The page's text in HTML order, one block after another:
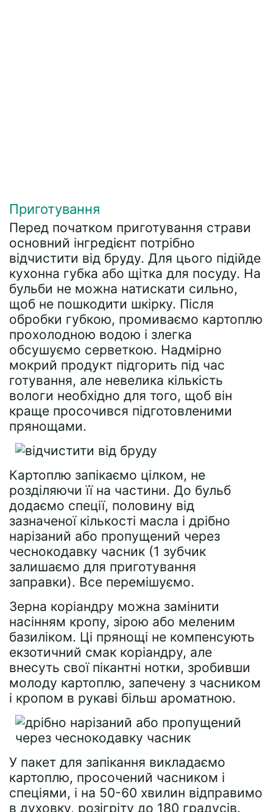
Приготування
Перед початком приготування страви
основний інгредієнт потрібно
відчистити від бруду. Для цього підійде
кухонна губка або щітка для посуду. На
бульби не можна натискати сильно,
щоб не пошкодити шкірку. Після
обробки губкою, промиваємо картоплю
прохолодною водою і злегка
обсушуємо серветкою. Надмірно
мокрий продукт підгорить під час
готування, але невелика кількість
вологи необхідно для того, щоб він
краще просочився підготовленими
прянощами.
Картоплю запікаємо цілком, не
розділяючи її на частини. До бульб
додаємо спеції, половину від
зазначеної кількості масла і дрібно
нарізаний або пропущений через
чеснокодавку часник (1 зубчик
залишаємо для приготування
заправки). Все перемішуємо.
Зерна коріандру можна замінити
насінням кропу, зірою або меленим
базиліком. Ці прянощі не компенсують
екзотичний смак коріандру, але
внесуть свої пікантні нотки, зробивши
молоду картоплю, запечену з часником
і кропом в рукаві більш ароматною.
У пакет для запікання викладаємо
картоплю, просочений часником і
спеціями, і на 50-60 хвилин відправимо
в духовку, розігріту до 180 градусів.